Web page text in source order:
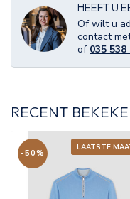
HEEFT U
Of wilt u
contact
of 035 538
RECENT
LAATSTE
-50%